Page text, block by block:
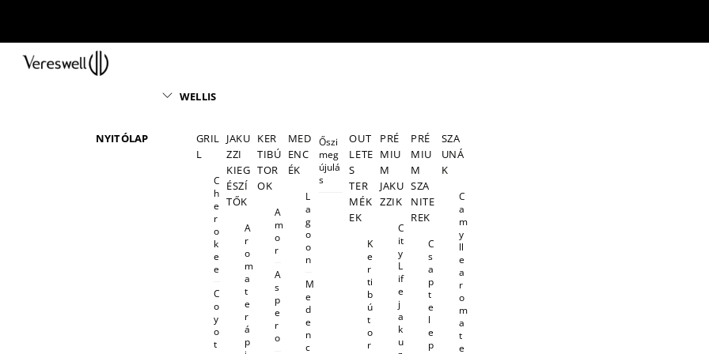
content
NYITÓLAP
WELLIS
GRIL
L
C
h
e
r
o
k
e
e
C
o
y
o
t
JAKU
ZZI
KIEG
ÉSZÍ
TŐK
A
r
o
m
a
t
e
r
á
p
KER
TIBÚ
TOR
OK
A
m
o
r
A
s
p
e
r
o
MED
ENC
ÉK
L
a
g
o
o
n
M
e
d
e
n
c
Őszi
meg
újulá
s
OUT
LETE
S
TER
MÉK
EK
K
e
r
ti
b
ú
t
o
r
PRÉ
MIU
M
JAKU
ZZIK
C
it
y
L
if
e
j
a
k
u
PRÉ
MIU
M
SZA
NITE
REK
C
s
a
p
t
e
l
e
p
SZA
UNÁ
K
C
a
m
y
ll
e
a
r
o
m
a
t
e